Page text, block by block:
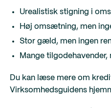
Urealistisk stigning i
Høj omsætning, men
Stor gæld, men ingen
Mange
Du kan læse mere om
Virksomhedsguidens